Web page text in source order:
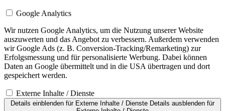
Google Analytics
Wir nutzen Google Analytics, um die Nutzung unserer Website
auszuwerten und das Angebot zu verbessern. Außerdem verwenden
wir Google Ads (z. B. Conversion-Tracking/Remarketing) zur
Erfolgsmessung und für personalisierte Werbung. Dabei können
Daten an Google übermittelt und in die USA übertragen und dort
gespeichert werden.
Externe Inhalte / Dienste
Details einblenden für Externe Inhalte / Dienste Details ausblenden für